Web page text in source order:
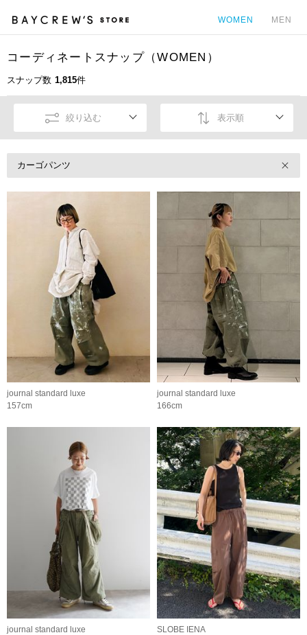
WOMEN MEN
コーディネートスナップ（WOMEN）
スナップ数 1,815件
絞り込む 表示順
カーゴパンツ
journal standard luxe
157cm
journal standard luxe
166cm
journal standard luxe
SLOBE IENA